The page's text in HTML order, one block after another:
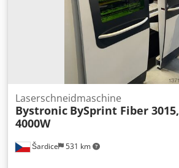
Šardice 531 km
Laserschneidmaschine
Bystronic BySprint Fiber 3015,
4000W